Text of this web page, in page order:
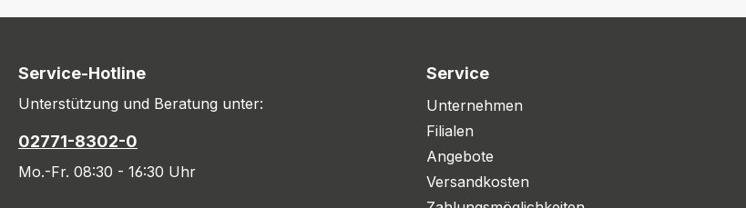
Service-Hotline
Unterstützung und Beratung unter:
02771-8302-0
Mo.-Fr. 08:30 - 16:30 Uhr
Service
Unternehmen
Filialen
Angebote
Versandkosten